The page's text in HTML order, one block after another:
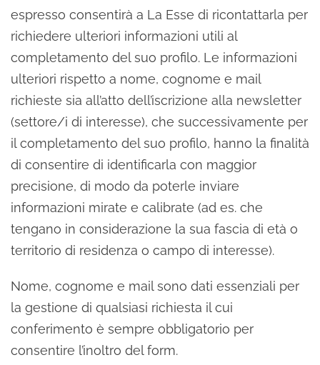
espresso consentirà a La Esse di ricontattarla per
richiedere ulteriori informazioni utili al
completamento del suo profilo. Le informazioni
ulteriori rispetto a nome, cognome e mail
richieste sia all’atto dell’iscrizione alla newsletter
(settore/i di interesse), che successivamente per
il completamento del suo profilo, hanno la finalità
di consentire di identificarla con maggior
precisione, di modo da poterle inviare
informazioni mirate e calibrate (ad es. che
tengano in considerazione la sua fascia di età o
territorio di residenza o campo di interesse).
Nome, cognome e mail sono dati essenziali per
la gestione di qualsiasi richiesta il cui
conferimento è sempre obbligatorio per
consentire l’inoltro del form.